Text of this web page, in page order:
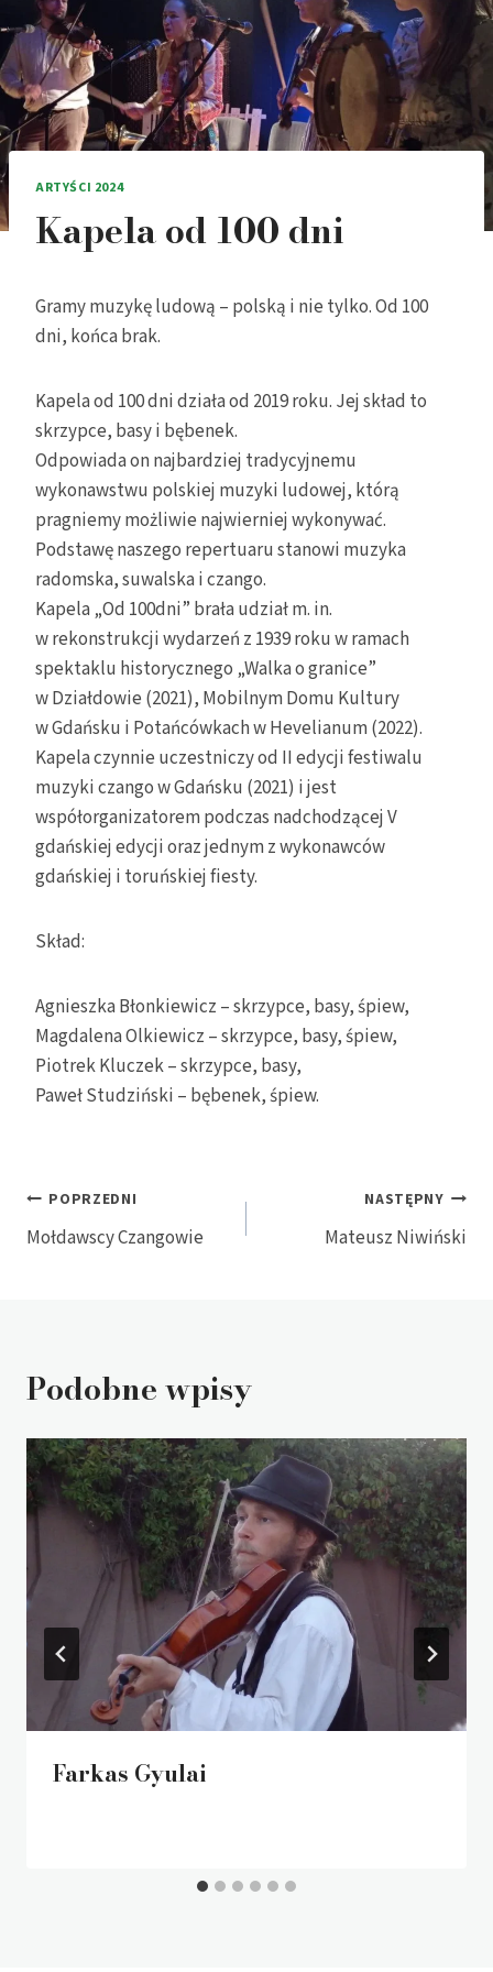
ARTYŚCI 2024
Kapela od 100 dni
Gramy muzykę ludową – polską i nie tylko. Od 100
dni, końca brak.
Kapela od 100 dni działa od 2019 roku. Jej skład to
skrzypce, basy i bębenek.
Odpowiada on najbardziej tradycyjnemu
wykonawstwu polskiej muzyki ludowej, którą
pragniemy możliwie najwierniej wykonywać.
Podstawę naszego repertuaru stanowi muzyka
radomska, suwalska i czango.
Kapela „Od 100dni” brała udział m. in.
w rekonstrukcji wydarzeń z 1939 roku w ramach
spektaklu historycznego „Walka o granice”
w Działdowie (2021), Mobilnym Domu Kultury
w Gdańsku i Potańcówkach w Hevelianum (2022).
Kapela czynnie uczestniczy od II edycji festiwalu
muzyki czango w Gdańsku (2021) i jest
współorganizatorem podczas nadchodzącej V
gdańskiej edycji oraz jednym z wykonawców
gdańskiej i toruńskiej fiesty.
Skład:
Agnieszka Błonkiewicz – skrzypce, basy, śpiew,
Magdalena Olkiewicz – skrzypce, basy, śpiew,
Piotrek Kluczek – skrzypce, basy,
Paweł Studziński – bębenek, śpiew.
Nawigacja
wpisu
POPRZEDNI
Mołdawscy Czangowie
NASTĘPNY
Mateusz Niwiński
Podobne wpisy
Farkas Gyulai